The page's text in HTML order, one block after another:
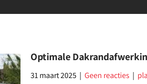
Optimale
31 maart 2025 |Geen reacties |